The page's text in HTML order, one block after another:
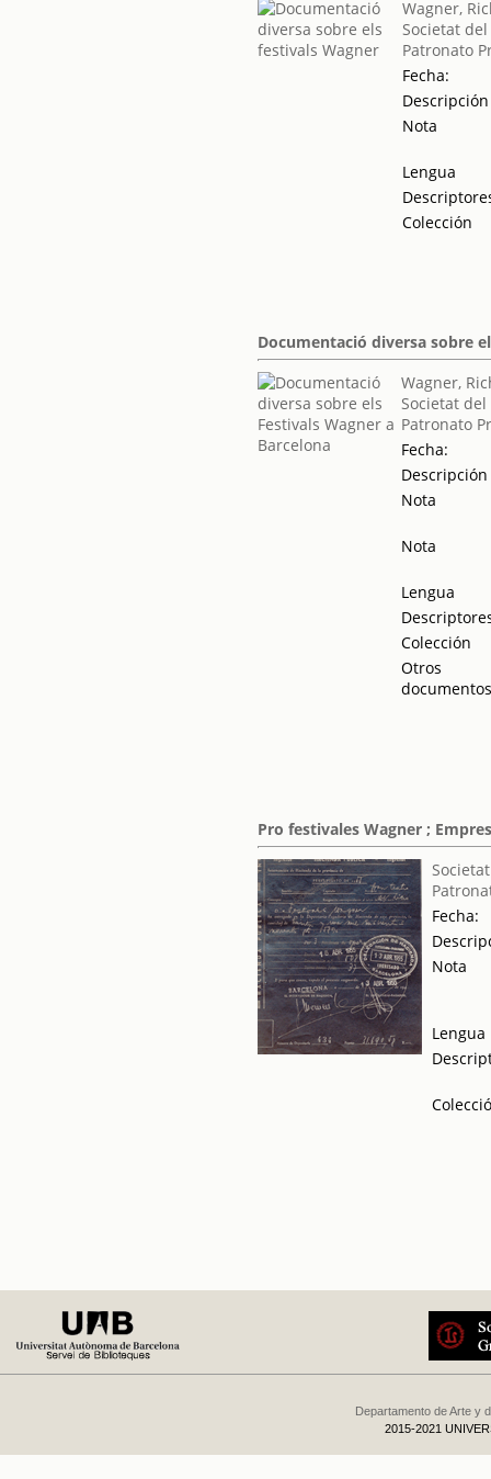
Wagner,
Societat
Patronato
Fecha:
Descripción
Nota
Lengua
Colección
Documentació diversa sobre
Wagner,
Societat
Patronato
Fecha:
Descripción
Nota
Nota
Lengua
Colección
Otros
Pro festivales Wagner ;
Fecha:
Nota
Lengua
Departamento de Arte y
2015-2021